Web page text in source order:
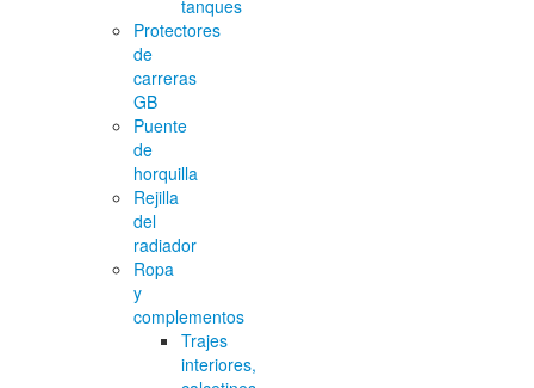
tanques
Protectores
de
carreras
GB
Puente
de
horquilla
Rejilla
del
radiador
Ropa
y
complementos
Trajes
interiores,